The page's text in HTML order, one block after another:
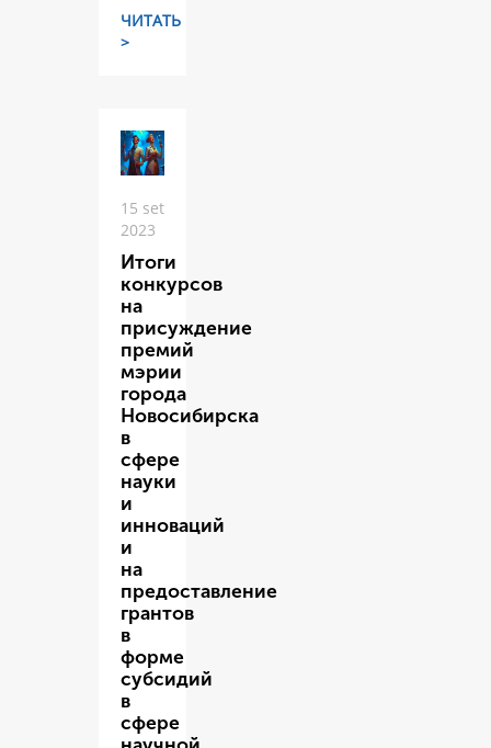
ЧИТАТЬ
>
15 set
2023
Итоги
конкурсов
на
присуждение
премий
мэрии
города
Новосибирска
в
сфере
науки
и
инноваций
и
на
предоставление
грантов
в
форме
субсидий
в
сфере